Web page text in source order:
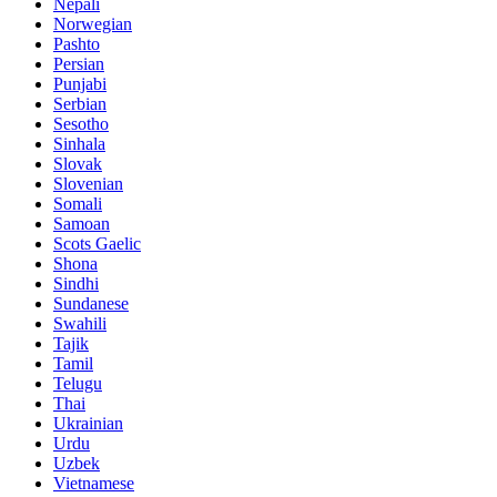
Nepali
Norwegian
Pashto
Persian
Punjabi
Serbian
Sesotho
Sinhala
Slovak
Slovenian
Somali
Samoan
Scots Gaelic
Shona
Sindhi
Sundanese
Swahili
Tajik
Tamil
Telugu
Thai
Ukrainian
Urdu
Uzbek
Vietnamese